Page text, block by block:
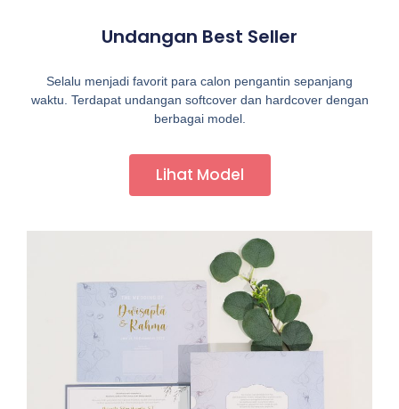
Undangan Best Seller
Selalu menjadi favorit para calon pengantin sepanjang
waktu. Terdapat undangan softcover dan hardcover dengan
berbagai model.
Lihat Model